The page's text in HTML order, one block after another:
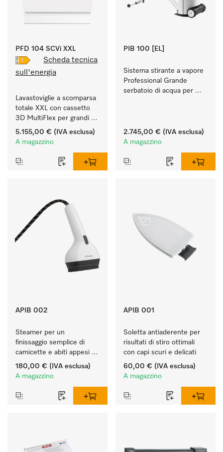
PFD 104 SCVi XXL
Scheda tecnica
sull'energia
Lavastoviglie a scomparsa
totale XXL con cassetto
3D MultiFlex per grandi
quantità di stoviglie in
case e cucine di studi,
5.155,00 € (IVA esclusa)
A magazzino
PIB 100 [EL]
Sistema stirante a vapore
Professional Grande
serbatoio di acqua per
2.745,00 € (IVA esclusa)
A magazzino
APIB 002
Steamer per un
finissaggio semplice di
camicette e abiti appesi
sulle grucce.
180,00 € (IVA esclusa)
A magazzino
APIB 001
Soletta antiaderente per
risultati di stiro ottimali
con capi scuri e delicati
60,00 € (IVA esclusa)
A magazzino